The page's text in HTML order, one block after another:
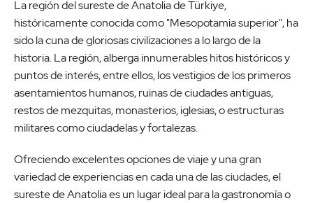
La región del sureste de Anatolia de Türkiye,
históricamente conocida como "Mesopotamia superior", ha
sido la cuna de gloriosas civilizaciones a lo largo de la
historia. La región, alberga innumerables hitos históricos y
puntos de interés, entre ellos, los vestigios de los primeros
asentamientos humanos, ruinas de ciudades antiguas,
restos de mezquitas, monasterios, iglesias, o estructuras
militares como ciudadelas y fortalezas.
Ofreciendo excelentes opciones de viaje y una gran
variedad de experiencias en cada una de las ciudades, el
sureste de Anatolia es un lugar ideal para la gastronomía o